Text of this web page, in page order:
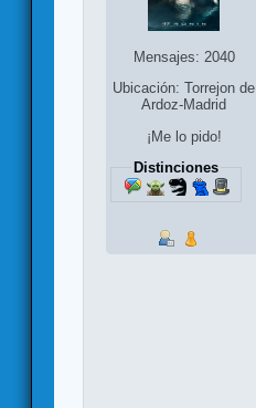
Mensajes: 2040
Ubicación: Torrejon de
Ardoz-Madrid
¡Me lo pido!
Distinciones